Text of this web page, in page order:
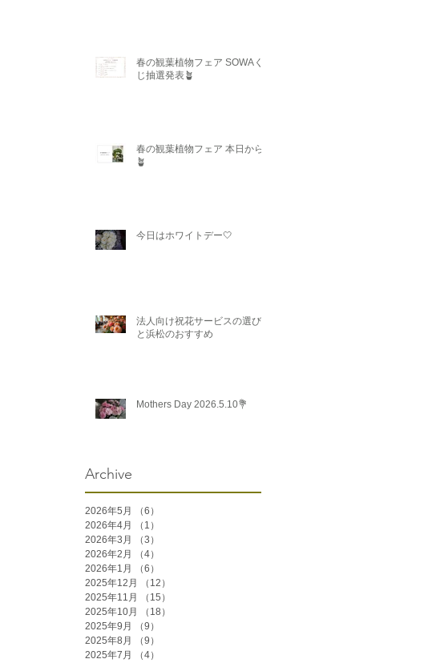
春の観葉植物フェア SOWAく
じ抽選発表🪴
春の観葉植物フェア 本日から
🪴
今日はホワイトデー🤍
法人向け祝花サービスの選び方
と浜松のおすすめ
Mothers Day 2026.5.10💐
Archive
2026年5月 （6）
2026年4月
（1）
2026年3月
（3）
2026年2月
（4）
2026年1月
（6）
2025年12月
（12）
2025年11月
（15）
2025年10月
（18）
2025年9月
（9）
2025年8月
（9）
2025年7月
（4）